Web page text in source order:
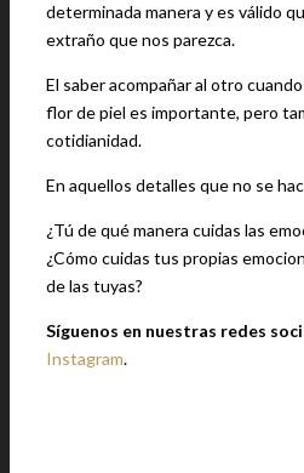
determinada manera y es válido
extraño que nos parezca.
El saber acompañar al otro
flor de piel es importante, pero
cotidianidad.
En aquellos detalles que no se
¿Tú de qué manera cuidas las
¿Cómo cuidas tus propias
de las tuyas?
Síguenos en nuestras redes
Instagram.